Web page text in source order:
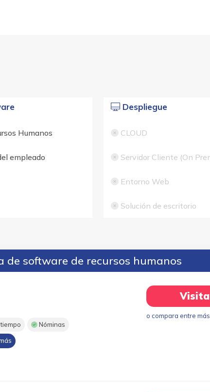
Humanos
empleado
Despliegue
CLOUD
Servidor Cliente (On
Entorno Web
Solución de escritorio
software de recursos humanos
Nóminas
o compara entre